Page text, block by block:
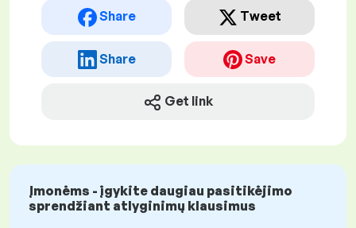
Share Tweet
Share Save
Get link
Įmonėms - įgykite daugiau pasitikėjimo
sprendžiant atlyginimų klausimus